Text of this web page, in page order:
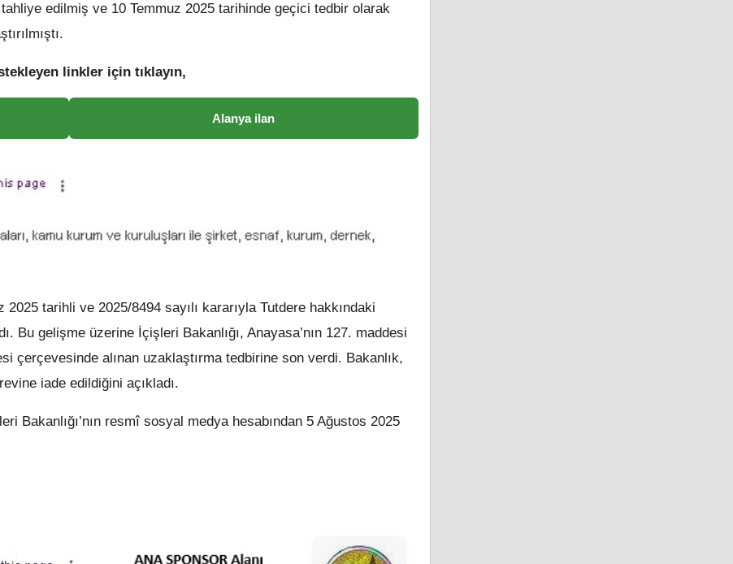
edilmiş ve 10 Temmuz 2025 tarihinde geçici tedbir olarak
linkler için tıklayın,
Alanya ilan
tarihli ve 2025/8494 sayılı kararıyla Tutdere hakkındaki
Bu gelişme üzerine İçişleri Bakanlığı, Anayasa’nın 127. maddesi
çerçevesinde alınan uzaklaştırma tedbirine son verdi. Bakanlık,
iade edildiğini açıkladı.
Bakanlığı’nın resmî sosyal medya hesabından 5 Ağustos 2025